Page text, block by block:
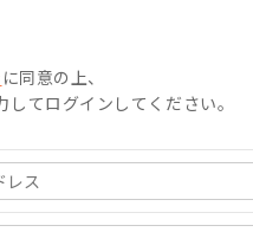
に同意の上、
てログインしてください。